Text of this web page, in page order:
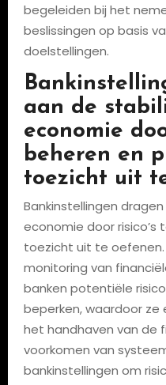
begeleiden bij het
beslissingen op basis
doelstellingen.
aan de
economie
beheren en
toezicht uit
Bankinstellingen
economie door risico’s
toezicht uit te
monitoring van
banken potentiële
beperken, waardoor ze
het handhaven van de
voorkomen van
bankinstellingen om